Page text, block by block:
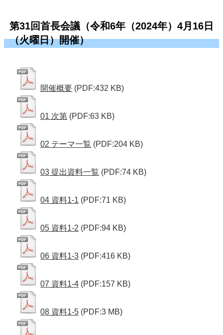
第31回首長会議（令和6年（2024年）4月16日
（火曜日）開催）
開催概要 (PDF:432 KB)
01 次第 (PDF:63 KB)
02 テーマ一覧 (PDF:204 KB)
03 提出資料一覧 (PDF:74 KB)
04 資料1-1 (PDF:71 KB)
05 資料1-2 (PDF:94 KB)
06 資料1-3 (PDF:416 KB)
07 資料1-4 (PDF:157 KB)
08 資料1-5 (PDF:3 MB)